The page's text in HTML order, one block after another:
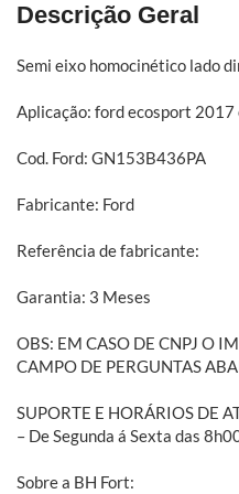
Descrição Geral
Semi eixo homocinético lado
Aplicação: ford ecosport
Cod. Ford: GN153B436PA
Fabricante: Ford
Referência de fabricante:
Garantia: 3 Meses
OBS: EM CASO DE CNPJ O
CAMPO DE PERGUNTAS
SUPORTE E HORÁRIOS DE
– De Segunda á Sexta das
Sobre a BH Fort: